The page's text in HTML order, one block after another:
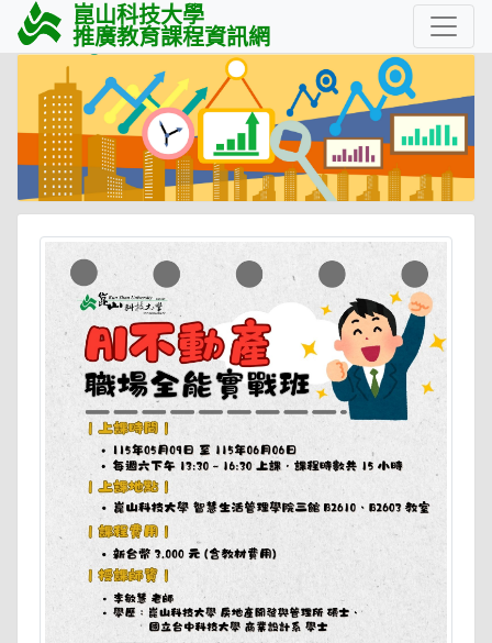
崑山科技大學
推廣教育課程資訊網